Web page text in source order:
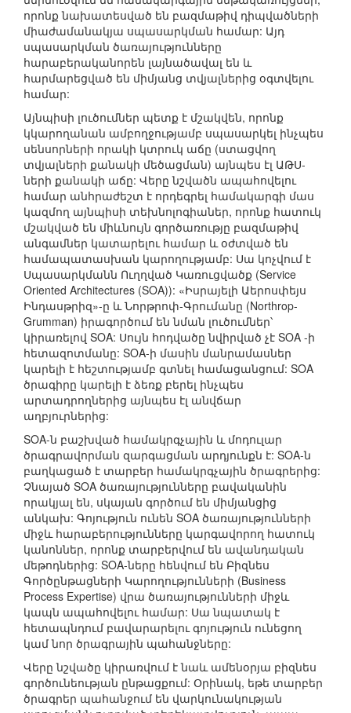
որոնք նախատեսված են բազմաթիվ դիպվածների
միաժամանակյա սպասարկման համար: Այդ
սպասարկման ծառայությունները
հարաբերականորեն լայնածավալ են և
հարմարեցված են միմյանց տվյալներից օգտվելու
համար:
Այնպիսի լուծումներ պետք է մշակվեն, որոնք
կկարողանան ամբողջությամբ սպասարկել ինչպես
սենսորների որակի կտրուկ աճը (ստացվող
տվյալների քանակի մեծացման) այնպես էլ ԱԹՍ-
ների քանակի աճը: Վերը նշվածն ապահովելու
համար անհրաժեշտ է որդեգրել համակարգի մաս
կազմող այնպիսի տեխնոլոգիաներ, որոնք հատուկ
մշակված են միևնույն գործառությը բազմաթիվ
անգամներ կատարելու համար և օժտված են
համապատասխան կարողությամբ: Սա կոչվում է
Սպասարկմանն Ուղղված Կառուցվածք (Service
Oriented Architectures (SOA)): «Իսրայելի Աերոսփեյս
Ինդասթրիզ»-ը և Նորթրոփ-Գրումանը (Northrop-
Grumman) իրագործում են նման լուծումներ՝
կիրառելով SOA: Սույն հոդվածը նվիրված չէ SOA -ի
հետազոտմանը: SOA-ի մասին մանրամասներ
կարելի է հեշտությամբ գտնել համացանցում: SOA
ծրագիրը կարելի է ձեռք բերել ինչպես
արտադրողներից այնպես էլ անվճար
աղբյուրներից:
SOA-ն բաշխված համակրգչային և մոդուլար
ծրագրավորման զարգացման արդյունքն է: SOA-ն
բաղկացած է տարբեր համակրգչային ծրագրերից:
Չնայած SOA ծառայությունները բավականին
որակյալ են, սկայան գործում են միմյանցից
անկախ: Գոյություն ունեն SOA ծառայությունների
միջև հարաբերությունները կարգավորող հատուկ
կանոններ, որոնք տարբերվում են ավանդական
մեթոդներից: SOA-ները հենվում են Բիզնես
Գործընթացների Կարողությունների (Business
Process Expertise) վրա ծառայությունների միջև
կապն ապահովելու համար: Սա նպատակ է
հետապնդում բավարարելու գոյություն ունեցող
կամ նոր ծրագրային պահանջները:
Վերը նշվածը կիրառվում է նաև ամենօրյա բիզնես
գործունեության ընթացքում: Օրինակ, եթե տարբեր
ծրագրեր պահանջում են վարկունակության